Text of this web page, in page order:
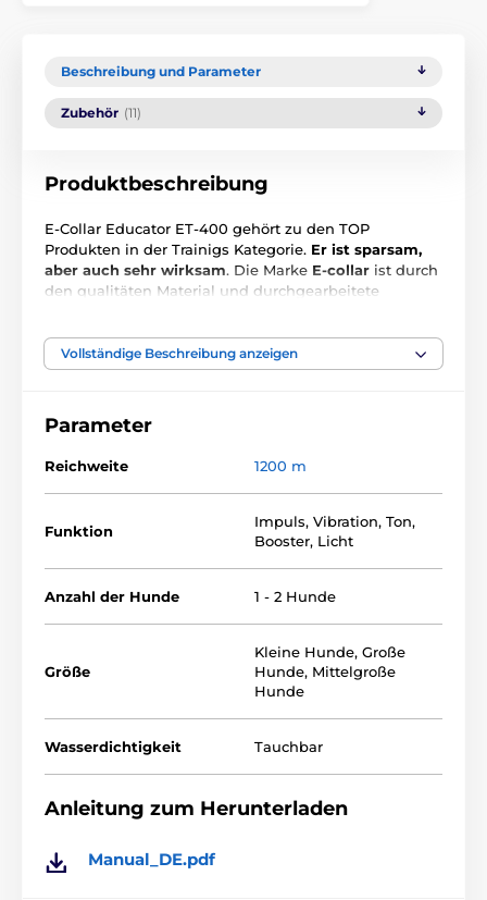
Beschreibung und Parameter
Zubehör (11)
Produktbeschreibung
E-Collar Educator ET-400 gehört zu den TOP
Produkten in der Trainigs Kategorie. Er ist sparsam,
aber auch sehr wirksam. Die Marke E-collar ist durch
den qualitäten Material und durchgearbeitete
Trainig anbietet. Sie können sich das Funkgerät auch
auf den Gürtel befestigen. Ein großer Vorteil ist der
Halsband, dass ideall für ein Training in der Nacht ist.
Bei den Training werden Sie auch die 1200m
Reichweite und die Wasserdichte schätzen. Das
Halsband mit viellen Funktionen bietet Ihnen ein
perfektes und leichteres Trainings Ihres Hundes an.
Wir empfehlen das Halsband für mittelgroße und
große Hunde.
Vollständige Beschreibung anzeigen
Parameter
Reichweite 1200 m
Funktion
Impuls, Vibration, Ton,
Booster, Licht
Anzahl der Hunde 1 - 2 Hunde
Größe
Kleine Hunde, Große
Hunde, Mittelgroße
Hunde
Wasserdichtigkeit Tauchbar
Anleitung zum Herunterladen
Manual_DE.pdf